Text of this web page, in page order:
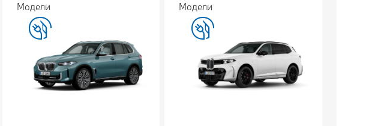
Модели Модели